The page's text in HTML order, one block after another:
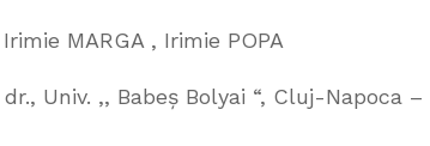
MARGA , Irimie POPA
Univ. ,, Babeș Bolyai “, Cluj-Napoca –